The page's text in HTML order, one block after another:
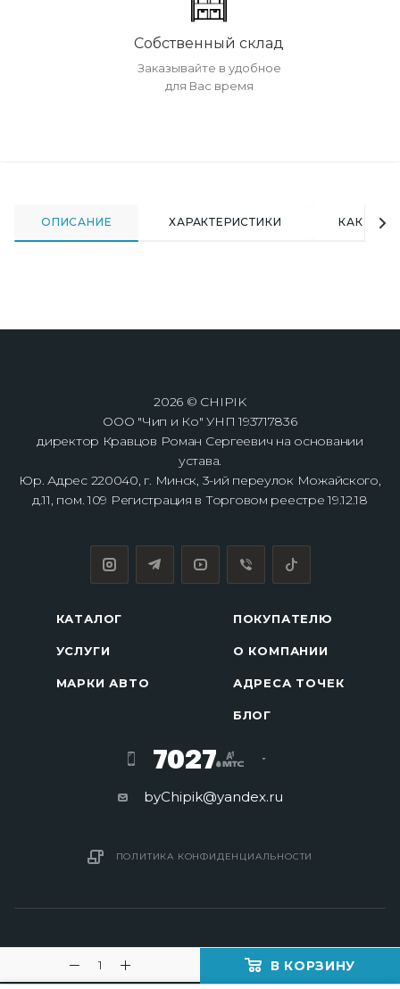
В КОРЗИНУ
Собственный склад
Заказывайте в удобное
для Вас время
ОПИСАНИЕ ХАРАКТЕРИСТИКИ КАК
2026 © CHIPIK
ООО "Чип и Ко" УНП 193717836
директор Кравцов Роман Сергеевич на основании
устава.
Юр. Адрес 220040, г. Минск, 3-ий переулок Можайского,
д.11, пом. 109 Регистрация в Торговом реестре 19.12.18
КАТАЛОГ
УСЛУГИ
МАРКИ АВТО
ПОКУПАТЕЛЮ
О КОМПАНИИ
АДРЕСА ТОЧЕК
БЛОГ
7027
byChipik@yandex.ru
ПОЛИТИКА КОНФИДЕНЦИАЛЬНОСТИ